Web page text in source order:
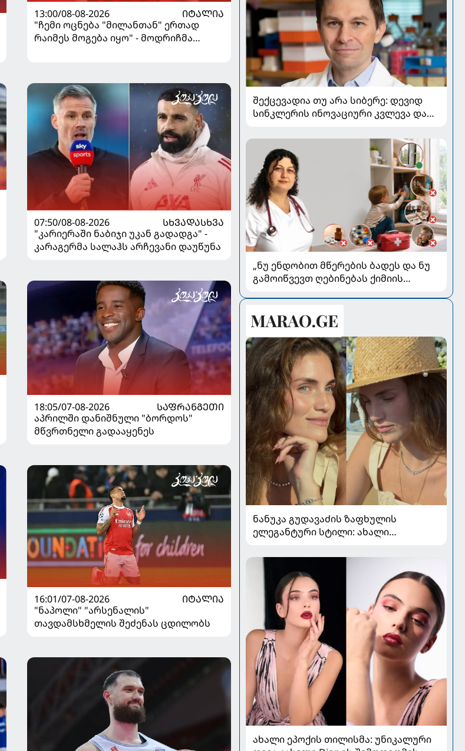
13:00/08-08-2026
ᲘᲢᲐᲚᲘᲐ
"ჩემი ოცნება "მილანთან" ერთად
რაიმეს მოგება იყო" - მოდრიჩმა
07:50/08-08-2026
ᲡᲮᲕᲐᲓᲐᲡᲮᲕᲐ
"კარიერაში ნაბიჯი უკან გადადგა" -
კარაგერმა სალაჰს არჩევანი დაუწუნა
18:05/07-08-2026
ᲡᲐᲤᲠᲐᲜᲒᲔᲗᲘ
აპრილში დანიშნული "ბორდოს"
მწვრთნელი გადააყენეს
16:01/07-08-2026
ᲘᲢᲐᲚᲘᲐ
"ნაპოლი" "არსენალის"
თავდამსხმელის შეძენას ცდილობს
შექცევადია თუ არა სიბერე: დევიდ
სინკლერის ინოვაციური კვლევა და
„ნუ ენდობით მწერების ბადეს და ნუ
გამოიწვევთ ღებინებას ქიმიის
პედიატრ სალომე ახვლედიანის
რჩევები
ნანუკა გუდავაძის ზაფხულის
ელეგანტური სტილი: ახალი
უნაკლო ბუნებრივობა
ახალი ეპოქის თილისმა: უნიკალური